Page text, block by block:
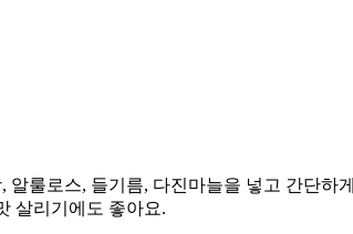
룰로스, 들기름, 다진마늘을 넣고 간단
살리기에도 좋아요.